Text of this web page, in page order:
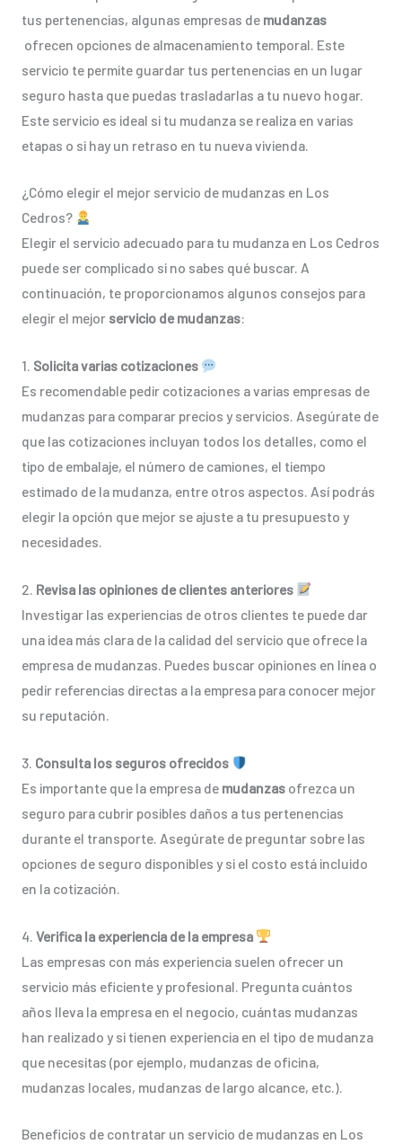
tus pertenencias, algunas empresas de mudanzas
ofrecen opciones de almacenamiento temporal. Este
servicio te permite guardar tus pertenencias en un lugar
seguro hasta que puedas trasladarlas a tu nuevo hogar.
Este servicio es ideal si tu mudanza se realiza en varias
etapas o si hay un retraso en tu nueva vivienda.
¿Cómo elegir el mejor servicio de mudanzas en Los
Cedros?
Elegir el servicio adecuado para tu mudanza en Los Cedros
puede ser complicado si no sabes qué buscar. A
continuación, te proporcionamos algunos consejos para
elegir el mejor servicio de mudanzas:
1. Solicita varias cotizaciones
Es recomendable pedir cotizaciones a varias empresas de
mudanzas para comparar precios y servicios. Asegúrate de
que las cotizaciones incluyan todos los detalles, como el
tipo de embalaje, el número de camiones, el tiempo
estimado de la mudanza, entre otros aspectos. Así podrás
elegir la opción que mejor se ajuste a tu presupuesto y
necesidades.
2. Revisa las opiniones de clientes anteriores
Investigar las experiencias de otros clientes te puede dar
una idea más clara de la calidad del servicio que ofrece la
empresa de mudanzas. Puedes buscar opiniones en línea o
pedir referencias directas a la empresa para conocer mejor
su reputación.
3. Consulta los seguros ofrecidos
Es importante que la empresa de mudanzasofrezca un
seguro para cubrir posibles daños a tus pertenencias
durante el transporte. Asegúrate de preguntar sobre las
opciones de seguro disponibles y si el costo está incluido
en la cotización.
4. Verifica la experiencia de la empresa
Las empresas con más experiencia suelen ofrecer un
servicio más eficiente y profesional. Pregunta cuántos
años lleva la empresa en el negocio, cuántas mudanzas
han realizado y si tienen experiencia en el tipo de mudanza
que necesitas (por ejemplo, mudanzas de oficina,
mudanzas locales, mudanzas de largo alcance, etc.).
Beneficios de contratar un servicio de mudanzas en Los